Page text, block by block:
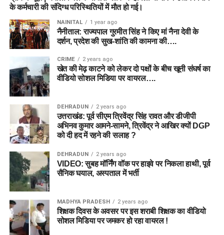
के कर्मचारी की संदिग्ध परिस्थितियों में मौत हो गई।
NAINITAL 1 year ago
नैनीताल: राज्यपाल गुरमीत सिंह ने किए मां नैना देवी के
दर्शन, प्रदेश की सुख-शांति की कामना की….
CRIME 2 years ago
खेत की मेढ़ काटने को लेकर दो पक्षों के बीच खूनी संघर्ष का
वीडियो सोशल मिडिया पर वायरल….
DEHRADUN 2 years ago
उत्तराखंड: पूर्व सीएम त्रिवेंद्र सिंह रावत और डीजीपी
अभिनव कुमार आमने-सामने, त्रिवेंद्र ने आखिर क्यों DGP
को दी हद में रहने की सलाह ?
DEHRADUN 2 years ago
VIDEO: सुबह मॉर्निंग वॉक पर हाइवे पर निकला हाथी, पूर्व
सैनिक घयाल, अस्पताल में भर्ती
MADHYA PRADESH 2 years ago
शिक्षक दिवस के अवसर पर इस शराबी शिक्षक का वीडियो
सोशल मिडिया पर जमकर हो रहा वायरल !